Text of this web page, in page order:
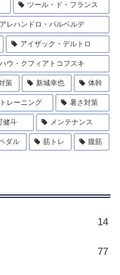
ツール・ド・フランス
アレハンドロ・バルベルデ
アイザック・デルトロ
ウ・クフィアトコフスキ
策 新城幸也 体幹
レーニング 暑さ対策
健斗 メンテナンス
ダル 筋トレ 腹筋
14
77